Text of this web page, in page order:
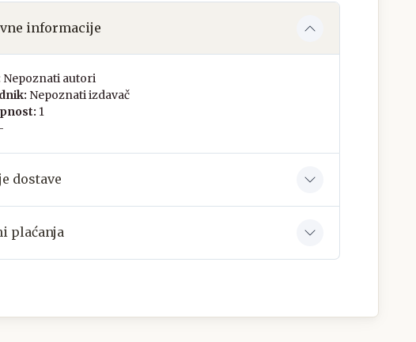
informacije
Nepoznati autori
Nepoznati izdavač
1
dostave
plaćanja